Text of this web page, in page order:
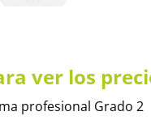
ver los
profesional Grado 2